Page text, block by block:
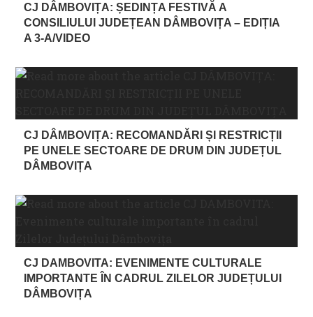
CJ DÂMBOVIȚA: ȘEDINȚA FESTIVĂ A
CONSILIULUI JUDEȚEAN DÂMBOVIȚA – EDIȚIA
A 3-A/VIDEO
CJ DÂMBOVIȚA: RECOMANDĂRI ȘI RESTRICȚII
PE UNELE SECTOARE DE DRUM DIN JUDEȚUL
DÂMBOVIȚA
CJ DAMBOVITA: EVENIMENTE CULTURALE
IMPORTANTE ÎN CADRUL ZILELOR JUDEȚULUI
DÂMBOVIȚA